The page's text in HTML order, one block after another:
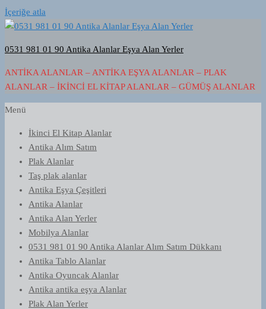
İçeriğe atla
0531 981 01 90 Antika Alanlar Eşya Alan Yerler
ANTIKA ALANLAR – ANTIKA EŞYA ALANLAR – PLAK
ALANLAR – İKINCI EL KITAP ALANLAR – GÜMÜŞ ALANLAR
Menü
İkinci El Kitap Alanlar
Antika Alım Satım
Plak Alanlar
Taş plak alanlar
Antika Eşya Çeşitleri
Antika Alanlar
Antika Alan Yerler
Mobilya Alanlar
0531 981 01 90 Antika Alanlar Alım Satım Dükkanı
Antika Tablo Alanlar
Antika Oyuncak Alanlar
Antika antika eşya Alanlar
Plak Alan Yerler